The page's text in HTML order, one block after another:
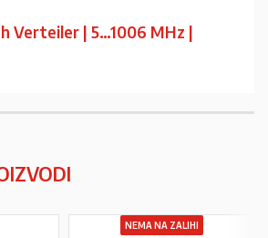
Verteiler | 5…1006 MHz |
NEMA NA ZALIHI